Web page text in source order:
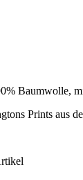
Baumwolle,
Prints aus